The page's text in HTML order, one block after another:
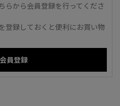
らから会員登録を行ってくださ
登録しておくと便利にお買い物